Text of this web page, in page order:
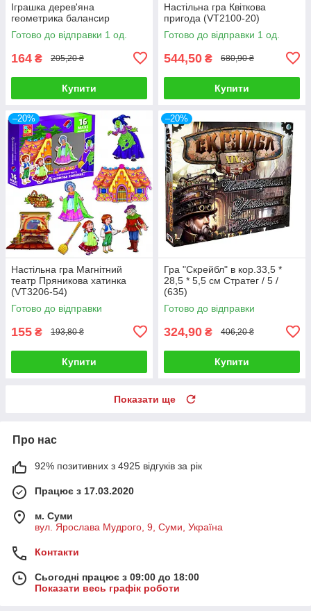
Іграшка дерев'яна
геометрика балансир
Готово до відправки 1 од.
164 ₴ 205,20 ₴
Купити
Настільна гра Квіткова
пригода (VT2100-20)
Готово до відправки 1 од.
544,50 ₴ 680,90 ₴
Купити
–20%
Настільна гра Магнітний
театр Пряникова хатинка
(VT3206-54)
Готово до відправки
155 ₴ 193,80 ₴
Купити
–20%
Гра "Скрейбл" в кор.33,5 *
28,5 * 5,5 см Стратег / 5 /
(635)
Готово до відправки
324,90 ₴ 406,20 ₴
Купити
Показати ще
Про нас
92% позитивних з 4925 відгуків за рік
Працює з 17.03.2020
м. Суми
вул. Ярослава Мудрого, 9, Суми, Україна
Контакти
Сьогодні працює з 09:00 до 18:00
Показати весь графік роботи